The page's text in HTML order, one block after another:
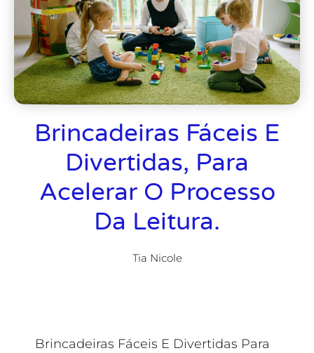
Brincadeiras Fáceis E
Divertidas, Para
Acelerar O Processo
Da Leitura.
Tia Nicole
Brincadeiras Fáceis E Divertidas Para